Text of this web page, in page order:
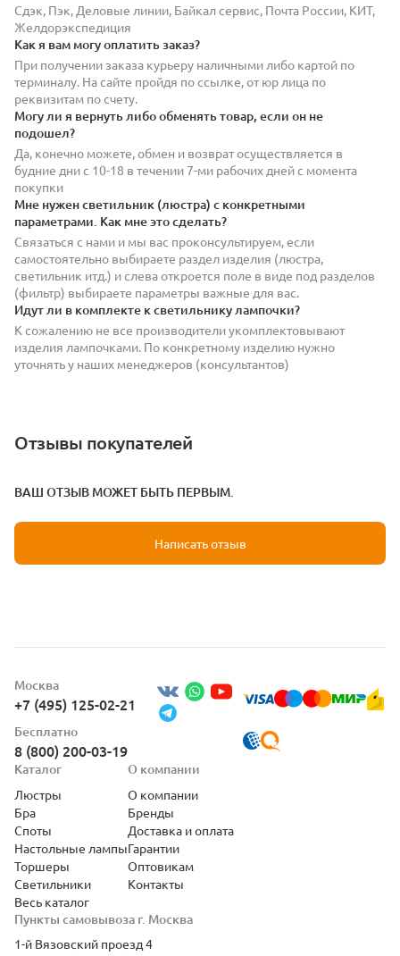
Сдэк, Пэк, Деловые линии, Байкал сервис, Почта России, КИТ,
Желдорэкспедиция
Как я вам могу оплатить заказ?
При получении заказа курьеру наличными либо картой по
терминалу. На сайте пройдя по ссылке, от юр лица по
реквизитам по счету.
Могу ли я вернуть либо обменять товар, если он не
подошел?
Да, конечно можете, обмен и возврат осуществляется в
будние дни с 10-18 в течении 7-ми рабочих дней с момента
покупки
Мне нужен светильник (люстра) с конкретными
параметрами. Как мне это сделать?
Связаться с нами и мы вас проконсультируем, если
самостоятельно выбираете раздел изделия (люстра,
светильник итд.) и слева откроется поле в виде под разделов
(фильтр) выбираете параметры важные для вас.
Идут ли в комплекте к светильнику лампочки?
К сожалению не все производители укомплектовывают
изделия лампочками. По конкретному изделию нужно
уточнять у наших менеджеров (консультантов)
Отзывы покупателей
ВАШ ОТЗЫВ МОЖЕТ БЫТЬ ПЕРВЫМ.
Написать отзыв
Москва
+7 (495) 125-02-21
Бесплатно
8 (800) 200-03-19
Пункты самовывоза г. Москва
1-й Вязовский проезд 4
Каталог
Люстры
Бра
Споты
Настольные лампы
Торшеры
Светильники
Весь каталог
О компании
О компании
Бренды
Доставка и оплата
Гарантии
Оптовикам
Контакты